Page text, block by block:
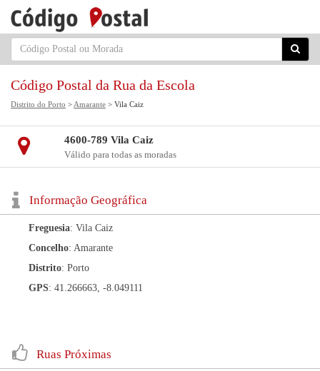
Código Postal da Rua da Escola
Distrito do Porto > Amarante > Vila Caiz
4600-789 Vila Caiz
Válido para todas as moradas
Informação Geográfica
Freguesia: Vila Caiz
Concelho: Amarante
Distrito: Porto
GPS: 41.266663, -8.049111
Ruas Próximas